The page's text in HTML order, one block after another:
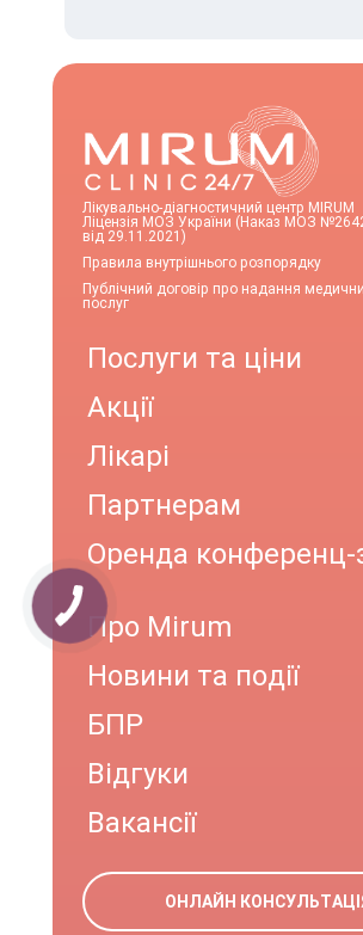
Лікувально-діагностичний центр MIRUM
Ліцензія МОЗ України (Наказ МОЗ
від 29.11.2021)
Правила внутрішнього розпорядку
Публічний договір про надання
послуг
Послуги та ціни
Акції
Лікарі
Партнерам
Оренда конференц-
Про Mirum
Новини та події
БПР
Відгуки
Вакансії
ОНЛАЙН